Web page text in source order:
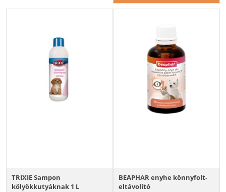
TRIXIE Sampon
kölyökkutyáknak 1 L
BEAPHAR enyhe könnyfolt-
eltávolító